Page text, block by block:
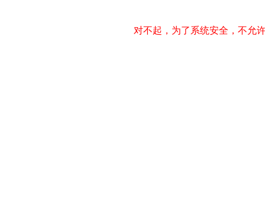
对不起，为了系统安全，不允